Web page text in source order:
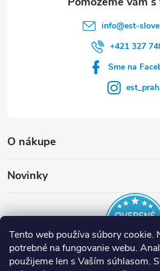
Tento web používa súbory cookie.
potrebné na fungovanie webu.
použijeme len s Vaším súhlasom.
O nákupe
Novinky
info@est-
+421 327
Sme na